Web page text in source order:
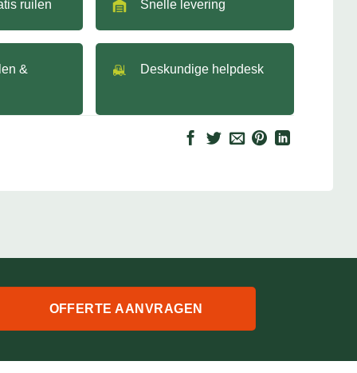
ruilen Snelle levering
&
Deskundige helpdesk
OFFERTE AANVRAGEN